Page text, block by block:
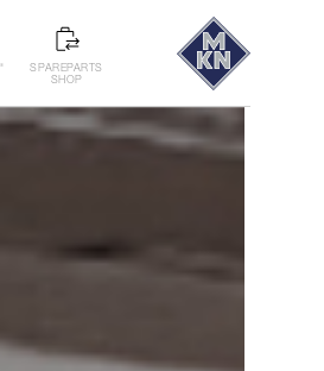
SPAREPARTS
SHOP